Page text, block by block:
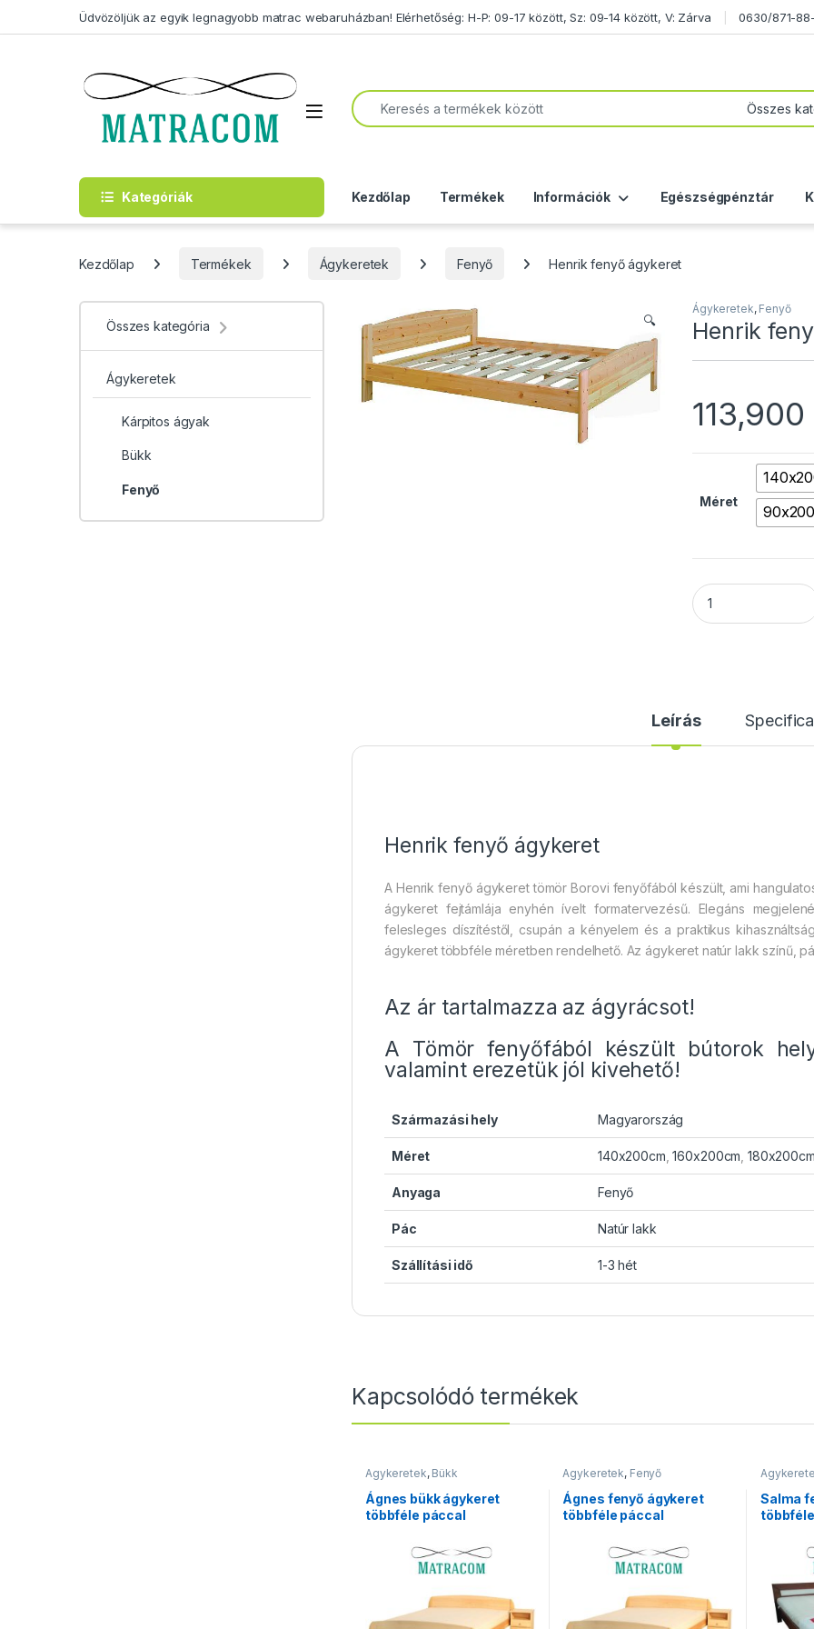
Skip to navigation
Skip to contentÜdvözöljük az egyik legnagyobb matrac webaruházban! Elérhetőség: H-P: 09-17 között, Sz: 09-14 között, V: Zárva 0630/871-
Open
Search for:
Kategóriák Kezdőlap Termékek Információk Egészségpénztár
Kezdőlap Termékek Ágykeretek Fenyő Henrik fenyő ágykeret
🔍
Ágykeretek, Fenyő
Henrik
113,900
Méret
Henrik fenyő
Leírás
Henrik fenyő ágykeret
A Henrik fenyő ágykeret tömör Borovi fenyőfából készült, ami
ágykeret fejtámlája enyhén ívelt formatervezésű. Elegáns
felesleges díszítéstől, csupán a kényelem és a praktikus
ágykeret többféle méretben rendelhető. Az ágykeret natúr lakk színű,
Az ár tartalmazza az ágyrácsot!
A Tömör fenyőfából készült bútorok
valamint erezetük jól kivehető!
Származási hely Magyarország
Méret 140x200cm ,160x200cm 180x200cm
Anyaga Fenyő
Pác Natúr lakk
Szállítási idő 1-3 hét
Kapcsolódó termékek
Ágykeretek, Bükk
Ágnes bükk ágykeret
többféle páccal
Ágykeretek, Fenyő
Ágnes fenyő ágykeret
többféle páccal
Salma
Összes kategória
Ágykeretek
Kárpitos ágyak
Bükk
Fenyő